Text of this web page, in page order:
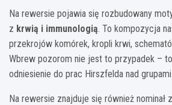
Na rewersie pojawia się rozbudowany
z krwią i immunologią. To kompozycja
przekrojów komórek, kropli krwi,
Wbrew pozorom nie jest to przypadek –
odniesienie do prac Hirszfelda nad
Na rewersie znajduje się również nominał